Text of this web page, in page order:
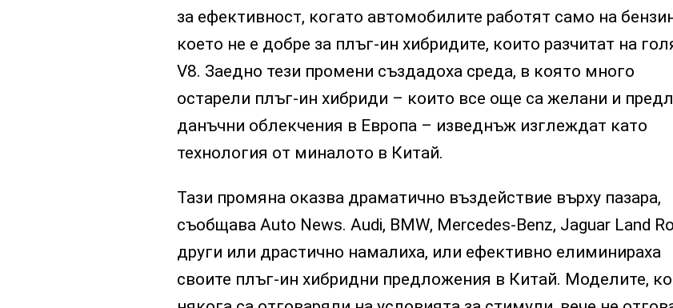
за ефективност, когато автомобилите работят само на
което не е добре за плъг-ин хибридите, които разчитат на
V8. Заедно тези промени създадоха среда, в която много
остарели плъг-ин хибриди – които все още са желани и
данъчни облекчения в Европа – изведнъж изглеждат като
технология от миналото в Китай.
Тази промяна оказва драматично въздействие върху пазара,
съобщава Auto News. Audi, BMW, Mercedes-Benz, Jaguar Land
други или драстично намалиха, или ефективно елиминираха
своите плъг-ин хибридни предложения в Китай. Моделите,